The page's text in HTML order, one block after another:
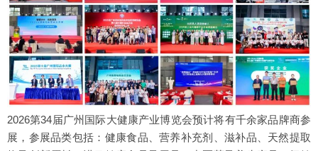
2026第34届广州国际大健康产业博览会预计将有千余家品牌商参
展，参展品类包括：健康食品、营养补充剂、滋补品、天然提取